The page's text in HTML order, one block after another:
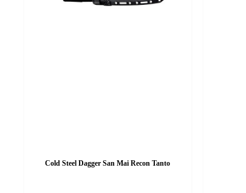
Cold Steel Dagger San Mai Recon Tanto